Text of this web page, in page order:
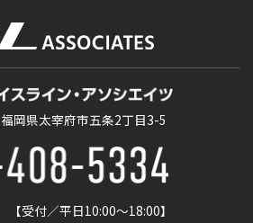
福岡県太宰府市五条2丁目3-5
【受付／平日10:00〜18:00】